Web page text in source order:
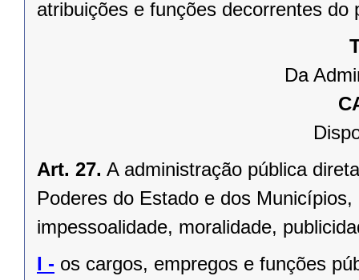
atribuições e funções decorrentes do
Da
Art. 27. A administração pública
Poderes do Estado e dos
impessoalidade, moralidade,
I - os cargos, empregos e funções